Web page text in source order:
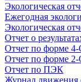
Экологическая
Ежегодная
Экологическая
Отчет о
Отчет по форме
Отчет по форме
Отчет по ПЭК
Журнал движения